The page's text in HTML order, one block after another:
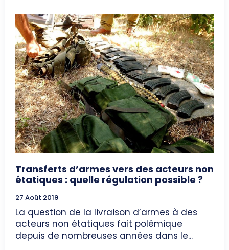
Transferts d’armes vers des acteurs non
étatiques : quelle régulation possible ?
27 Août 2019
La question de la livraison d’armes à des
acteurs non étatiques fait polémique
depuis de nombreuses années dans le...